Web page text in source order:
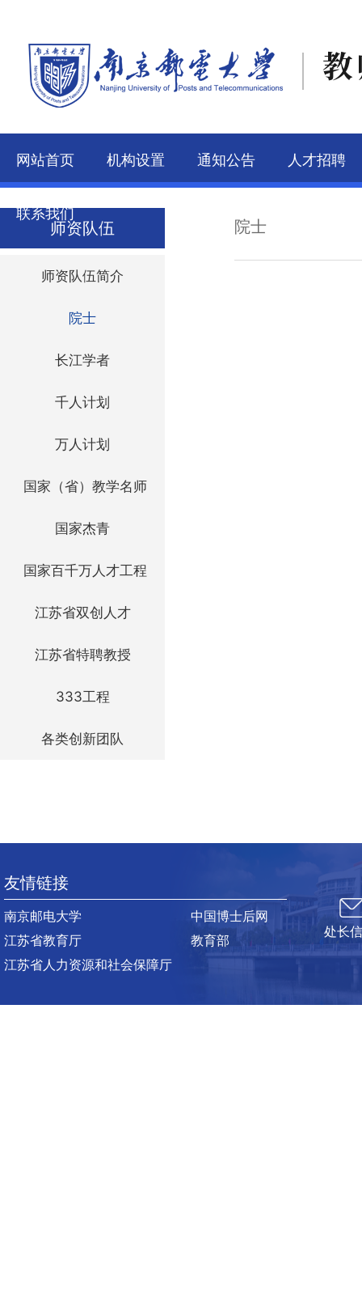
网站首页 机构设置 通知公告 人才招聘
联系我们
师资队伍
师资队伍简介
院士
长江学者
千人计划
万人计划
国家（省）教学名师
国家杰青
国家百千万人才工程
江苏省双创人才
江苏省特聘教授
333工程
各类创新团队
院士
友情链接
南京邮电大学
江苏省教育厅
江苏省人力资源和社会保障厅
中国博士后网
教育部
处长